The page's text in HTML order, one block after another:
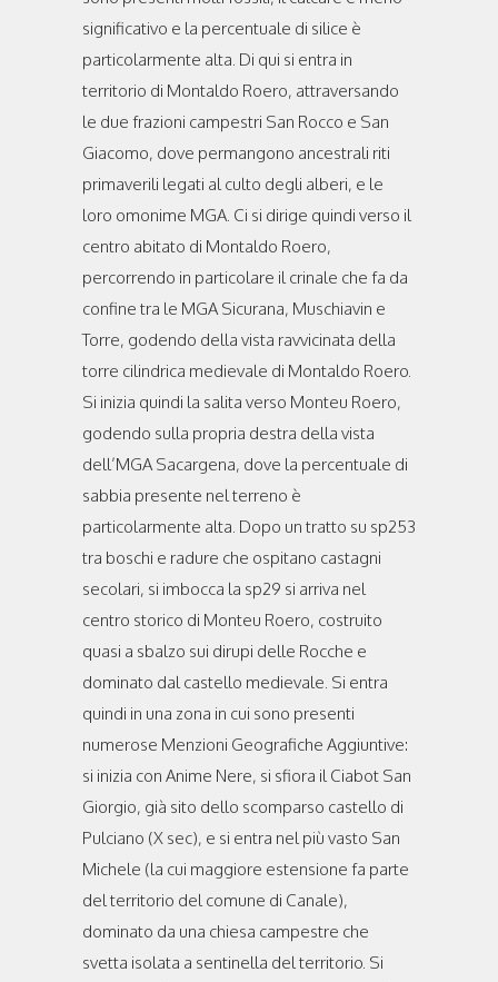
significativo e la percentuale di silice è
particolarmente alta. Di qui si entra in
territorio di Montaldo Roero, attraversando
le due frazioni campestri San Rocco e San
Giacomo, dove permangono ancestrali riti
primaverili legati al culto degli alberi, e le
loro omonime MGA. Ci si dirige quindi verso il
centro abitato di Montaldo Roero,
percorrendo in particolare il crinale che fa da
confine tra le MGA Sicurana, Muschiavin e
Torre, godendo della vista ravvicinata della
torre cilindrica medievale di Montaldo Roero.
Si inizia quindi la salita verso Monteu Roero,
godendo sulla propria destra della vista
dell’MGA Sacargena, dove la percentuale di
sabbia presente nel terreno è
particolarmente alta. Dopo un tratto su sp253
tra boschi e radure che ospitano castagni
secolari, si imbocca la sp29 si arriva nel
centro storico di Monteu Roero, costruito
quasi a sbalzo sui dirupi delle Rocche e
dominato dal castello medievale. Si entra
quindi in una zona in cui sono presenti
numerose Menzioni Geografiche Aggiuntive:
si inizia con Anime Nere, si sfiora il Ciabot San
Giorgio, già sito dello scomparso castello di
Pulciano (X sec), e si entra nel più vasto San
Michele (la cui maggiore estensione fa parte
del territorio del comune di Canale),
dominato da una chiesa campestre che
svetta isolata a sentinella del territorio. Si